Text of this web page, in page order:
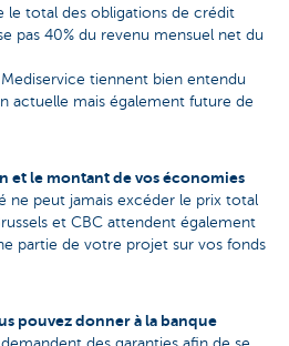
le total des obligations de crédit
pas 40% du revenu mensuel net du
Mediservice tiennent bien entendu
actuelle mais également future de
et le montant de vos économies
ne peut jamais excéder le prix total
et CBC attendent également
partie de votre projet sur vos fonds
pouvez donner à la banque